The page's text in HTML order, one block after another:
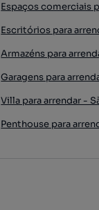
Espaços comerciais
Escritórios para
Armazéns para
Garagens para
Villa para arrendar -
Penthouse para